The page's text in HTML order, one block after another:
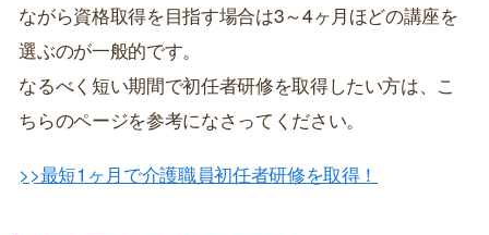
ながら資格取得を目指す場合は3～4ヶ月ほどの講座を
選ぶのが一般的です。
なるべく短い期間で初任者研修を取得したい方は、こ
ちらのページを参考になさってください。
>>最短1ヶ月で介護職員初任者研修を取得！